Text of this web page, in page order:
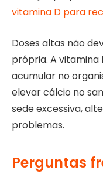
vitamina D para
Doses altas não
própria. A vitamina
acumular no
elevar cálcio no
sede excessiva,
problemas.
Perguntas